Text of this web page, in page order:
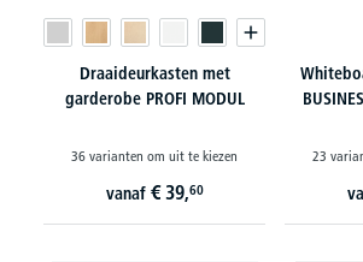
Draaideurkasten met
garderobe PROFI MODUL
36 varianten om uit te kiezen
vanaf € 39,60
23